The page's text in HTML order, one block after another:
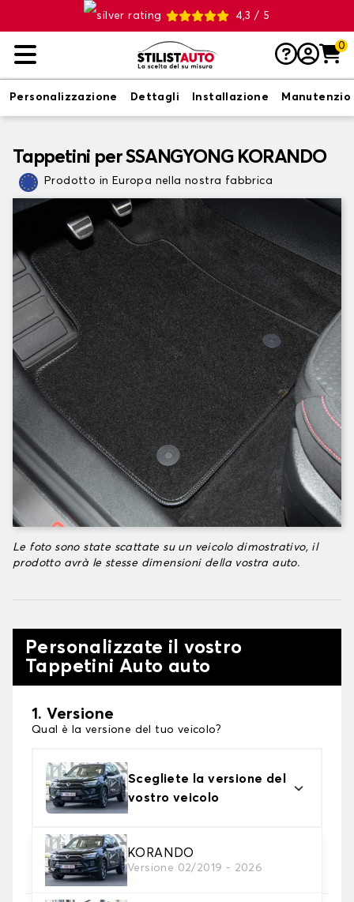
4,3 / 5
0
Personalizzazione Dettagli Installazione
Tappetini per SSANGYONG KORANDO
Prodotto in Europa nella nostra fabbrica
Le foto sono state scattate su un veicolo dimostrativo, il
prodotto avrà le stesse dimensioni della vostra auto.
Personalizzate il vostro
Tappetini Auto auto
1. Versione
Qual è la versione del tuo veicolo?
Scegliete la versione del
vostro veicolo
KORANDO
Versione 02/2019 - 2026
2. Materiale
Scegli il materiale del tappetini auto